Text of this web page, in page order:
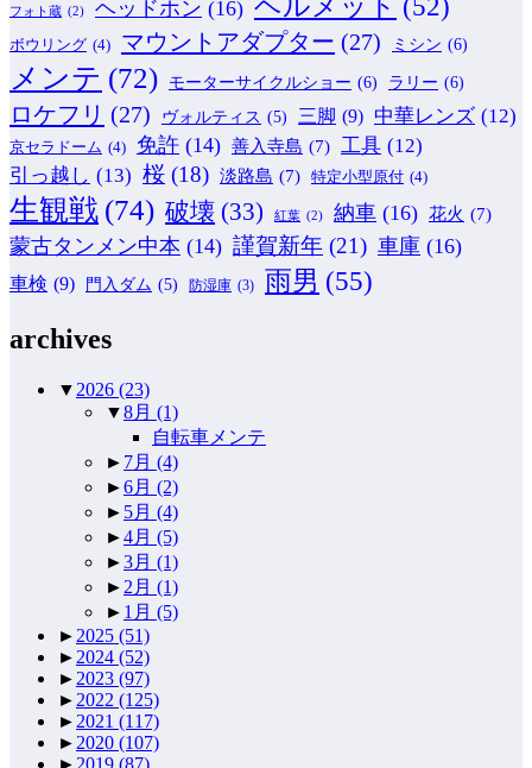
フォト蔵 (2) ヘッドホン (16) ヘルメット (52)
ボウリング (4) マウントアダプター (27) ミシン (6)
メンテ (72) モーターサイクルショー (6) ラリー (6)
ロケフリ (27) ヴォルティス (5) 三脚 (9) 中華レンズ (12)
京セラドーム (4) 免許 (14) 善入寺島 (7) 工具 (12)
引っ越し (13) 桜 (18) 淡路島 (7) 特定小型原付 (4)
生観戦 (74) 破壊 (33) 紅葉 (2) 納車 (16) 花火 (7)
蒙古タンメン中本 (14) 謹賀新年 (21) 車庫 (16)
車検 (9) 門入ダム (5) 防湿庫 (3) 雨男 (55)
archives
▼ 2026 (23)
▼8月 (1)
自転車メンテ
► 7月 (4)
►6月 (2)
► 5月 (4)
►4月 (5)
►3月 (1)
► 2月 (1)
► 1月 (5)
► 2025 (51)
► 2024 (52)
► 2023 (97)
► 2022 (125)
► 2021 (117)
► 2020 (107)